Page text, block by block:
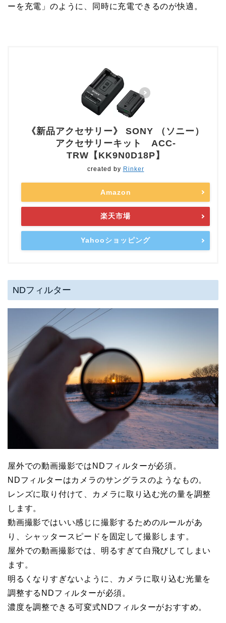
ーを充電」のように、同時に充電できるのが快適。
《新品アクセサリー》 SONY （ソニー）
アクセサリーキット ACC-
TRW【KK9N0D18P】
created by Rinker
Amazon
楽天市場
Yahooショッピング
NDフィルター
屋外での動画撮影ではNDフィルターが必須。
NDフィルターはカメラのサングラスのようなもの。
レンズに取り付けて、カメラに取り込む光の量を調整
します。
動画撮影ではいい感じに撮影するためのルールがあ
り、シャッタースピードを固定して撮影します。
屋外での動画撮影では、明るすぎて白飛びしてしまい
ます。
明るくなりすぎないように、カメラに取り込む光量を
調整するNDフィルターが必須。
濃度を調整できる可変式NDフィルターがおすすめ。